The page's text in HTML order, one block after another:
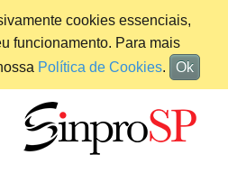
cookies essenciais,
funcionamento. Para mais
Política de Cookies. Ok